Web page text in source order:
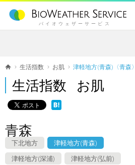
バイオウェザーサービス
生活指数 お肌 津軽地方(青森)〈青森〉
生活指数 お肌
青森
下北地方 津軽地方(青森)
津軽地方(深浦) 津軽地方(弘前)